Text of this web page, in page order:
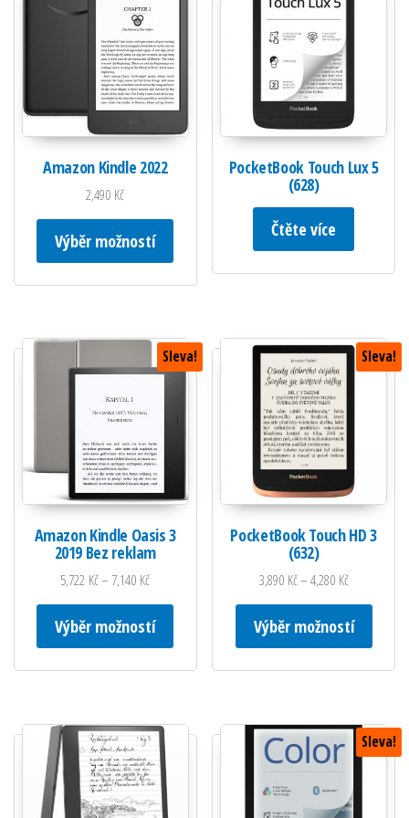
Amazon Kindle 2022
2,490 Kč
Výběr možností
Tento produkt má více variant. Možnosti
PocketBook Touch Lux 5
(628)
Čtěte více
Sleva!
Amazon Kindle Oasis 3
2019 Bez reklam
5,722 Kč– 7,140 Kč
Výběr možností
Tento produkt má více variant. Možnosti
Sleva!
PocketBook Touch HD 3
(632)
3,890 Kč–4,280 Kč
Výběr možností
Tento
Sleva!